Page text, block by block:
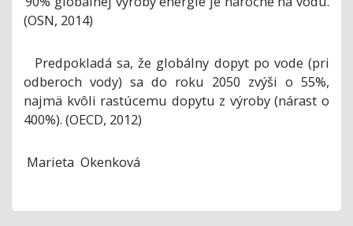
(OSN, 2014)
Predpokladá sa, že globálny dopyt po vode (pri
odberoch vody) sa do roku 2050 zvýši o 55%,
najmä kvôli rastúcemu dopytu z výroby (nárast o
400%). (OECD, 2012)
Marieta Okenková